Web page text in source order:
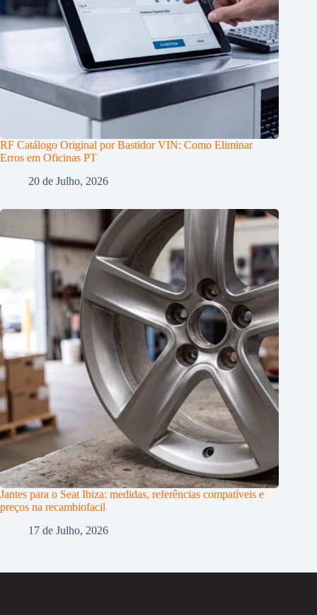
RF Catálogo Original por Bastidor VIN: Como Eliminar
Erros em Oficinas PT
20 de Julho, 2026
Jantes para o Seat Ibiza: medidas, referências compatíveis e
preços na recambiofacil
17 de Julho, 2026